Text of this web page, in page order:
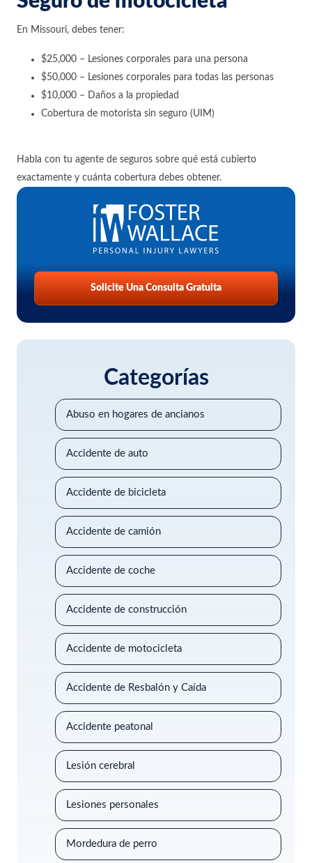
En Missouri, debes tener:
$25,000 – Lesiones corporales para una persona
$50,000 – Lesiones corporales para todas las personas
$10,000 – Daños a la propiedad
Cobertura de motorista sin seguro (UIM)
Habla con tu agente de seguros sobre qué está cubierto
exactamente y cuánta cobertura debes obtener.
Solicite Una Consulta Gratuita
Categorías
Abuso en hogares de ancianos
Accidente de auto
Accidente de bicicleta
Accidente de camión
Accidente de coche
Accidente de construcción
Accidente de motocicleta
Accidente de Resbalón y Caída
Accidente peatonal
Lesión cerebral
Lesiones personales
Mordedura de perro